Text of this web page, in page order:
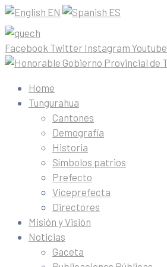
EN ES
Facebook Twitter Instagram Youtube
Home
Tungurahua
Cantones
Demografía
Historia
Símbolos patrios
Prefecto
Viceprefecta
Directores
Misión y Visión
Noticias
Gaceta